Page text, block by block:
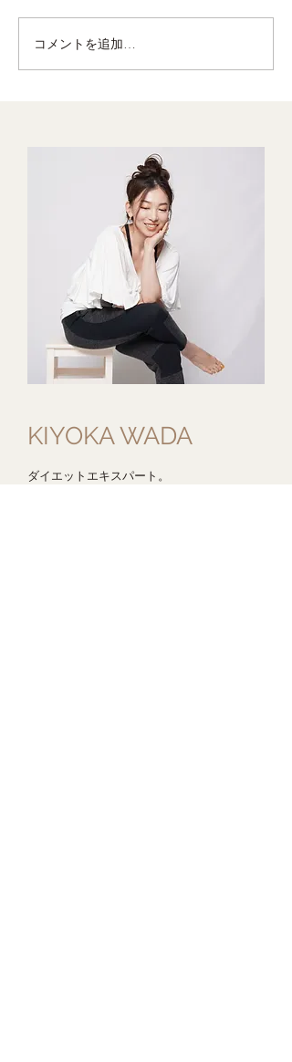
豆腐をオシャレ＆ヘルシ
ーに！洋風白和え
コメントを追加…
KIYOKA WADA
ダイエットエキスパート。